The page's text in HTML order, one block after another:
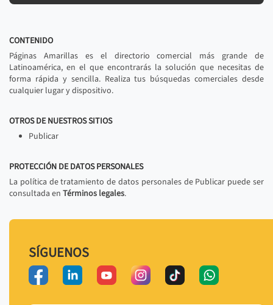
CONTENIDO
Páginas Amarillas es el directorio comercial más grande de
Latinoamérica, en el que encontrarás la solución que necesitas de
forma rápida y sencilla. Realiza tus búsquedas comerciales desde
cualquier lugar y dispositivo.
OTROS DE NUESTROS SITIOS
Publicar
PROTECCIÓN DE DATOS PERSONALES
La política de tratamiento de datos personales de Publicar puede ser
consultada en Términos legales.
SÍGUENOS